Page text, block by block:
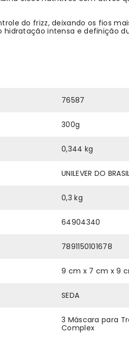
do frizz, deixando os fios
intensa e definição
76587
300g
0,344 kg
UNILEVER DO
0,3 kg
64904340
7891150101678
9 cm x 7 cm x 9
SEDA
3 Máscara para
Complex